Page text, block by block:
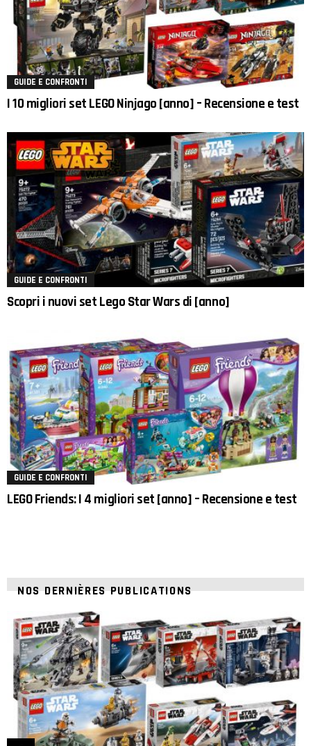
GUIDE E CONFRONTI
I 10 migliori set LEGO Ninjago [anno] – Recensione e test
GUIDE E CONFRONTI
Scopri i nuovi set Lego Star Wars di [anno]
GUIDE E CONFRONTI
LEGO Friends: I 4 migliori set [anno] – Recensione e test
NOS DERNIÈRES PUBLICATIONS